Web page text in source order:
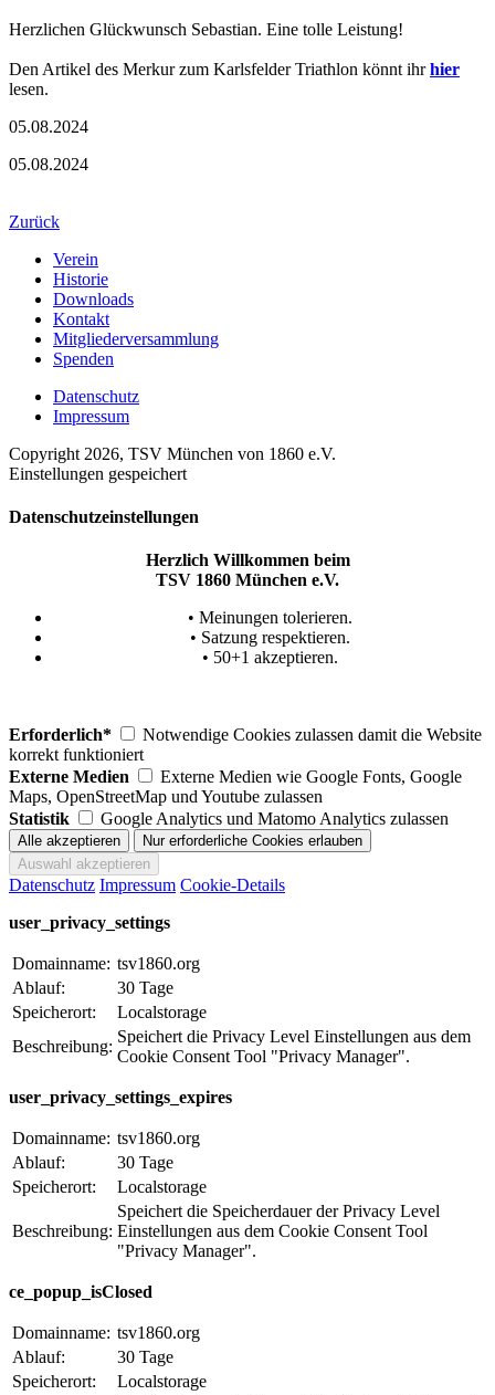
Herzlichen Glückwunsch Sebastian. Eine tolle Leistung!
Den Artikel des Merkur zum Karlsfelder Triathlon könnt ihrhier
lesen.
05.08.2024
05.08.2024
Zurück
Verein
Historie
Downloads
Kontakt
Mitgliederversammlung
Spenden
Datenschutz
Impressum
Copyright 2026, TSV München von 1860 e.V.
Einstellungen gespeichert
Datenschutzeinstellungen
Herzlich Willkommen beim
TSV 1860 München e.V.
• Meinungen tolerieren.
• Satzung respektieren.
• 50+1 akzeptieren.
Erforderlich*
Notwendige Cookies zulassen damit die Website
korrekt funktioniert
Externe Medien
Externe Medien wie Google Fonts, Google
Maps, OpenStreetMap und Youtube zulassen
Statistik
Google Analytics und Matomo Analytics zulassen
Datenschutz Impressum Cookie-Details
user_privacy_settings
Domainname: tsv1860.org
Ablauf:
30 Tage
Speicherort:
Localstorage
Beschreibung:
Speichert die Privacy Level Einstellungen aus dem
Cookie Consent Tool "Privacy Manager".
user_privacy_settings_expires
Domainname: tsv1860.org
Ablauf:
30 Tage
Speicherort:
Localstorage
Beschreibung:
Speichert die Speicherdauer der Privacy Level
Einstellungen aus dem Cookie Consent Tool
"Privacy Manager".
ce_popup_isClosed
Domainname: tsv1860.org
Ablauf:
30 Tage
Speicherort:
Localstorage